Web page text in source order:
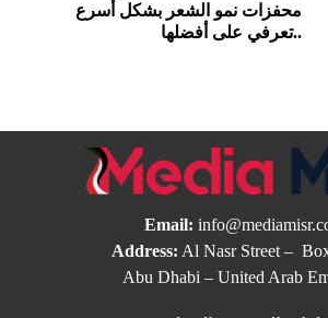
محفزات نمو الشعر بشكل أسرع
..تعرفي على أفضلها
Email:
Address: Al Nasr Street –
Abu Dhabi – United Arab